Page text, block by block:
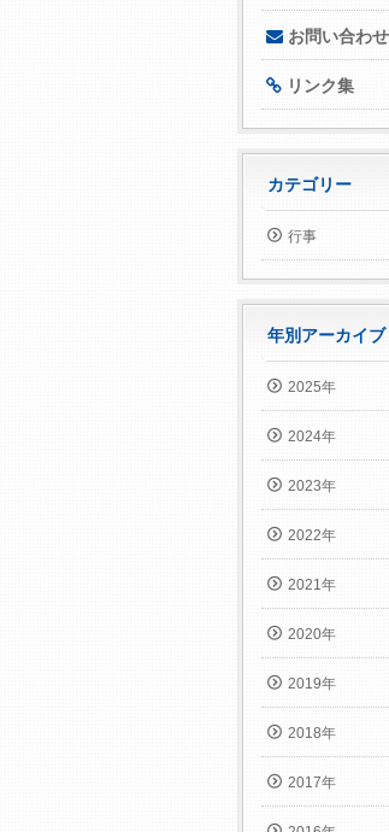
お問い合わせ
リンク集
カテゴリー
行事
年別アーカイブ
2025年
2024年
2023年
2022年
2021年
2020年
2019年
2018年
2017年